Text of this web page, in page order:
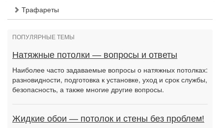
Трафареты
ПОПУЛЯРНЫЕ ТЕМЫ
Натяжные потолки — вопросы и ответы
Наиболее часто задаваемые вопросы о натяжных потолках:
разновидности, подготовка к установке, уход и срок службы,
безопасность, а также многие другие вопросы.
Жидкие обои — потолок и стены без проблем!